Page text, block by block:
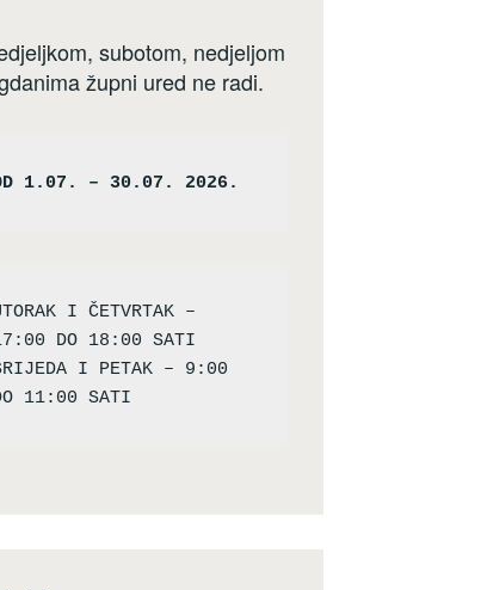
subotom, nedjeljom
župni ured ne radi.
1.07. – 30.07. 2026.
I ČETVRTAK –
DO 18:00 SATI
I PETAK – 9:00